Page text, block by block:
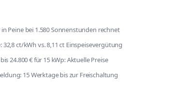
Peine bei 1.580 Sonnenstunden rechnet
32,8 ct/kWh vs. 8,11 ct Einspeisevergütung
24.800 € für 15 kWp: Aktuelle Preise
15 Werktage bis zur Freischaltung